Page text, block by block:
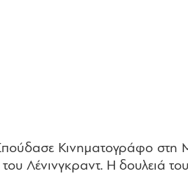
Κινηματογράφο
Λένινγκραντ. Η δουλειά